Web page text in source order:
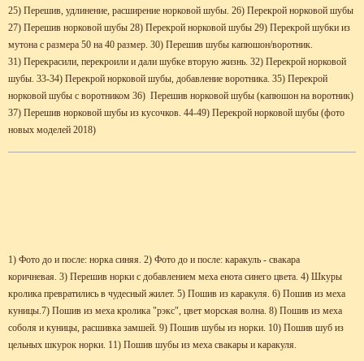
25) Перешив, удлинение, расширение норковой шубы. 26) Перекрой норковой шубы
27) Перешив норковой шубы 28) Перекрой норковой шубы 29) Перекрой шубки из
мутона с размера 50 на 40 размер. 30) Перешив шубы капюшон/воротник.
31) Перекрасили, перекроили и дали шубке вторую жизнь. 32) Перекрой норковой
шубы. 33-34) Перекрой норковой шубы, добавление воротника. 35) Перекрой
норковой шубы с воротником 36) Перешив норковой шубы (капюшон на воротник)
37) Перешив норковой шубы из кусочков. 44-49) Перекрой норковой шубы (фото
новых моделей 2018)
1) Фото до и после: норка синяя. 2) Фото до и после: каракуль - свакара
коричневая. 3) Перешив норки с добавлением меха енота синего цвета. 4) Шкуры
кролика превратились в чудесный жилет. 5) Пошив из каракуля. 6) Пошив из меха
куницы.7) Пошив из меха кролика "рэкс", цвет морская волна. 8) Пошив из меха
соболя и куницы, расшивка замшей. 9) Пошив шубы из норки. 10) Пошив шуб из
цельных шкурок норки. 11) Пошив шубы из меха свакары и каракуля.